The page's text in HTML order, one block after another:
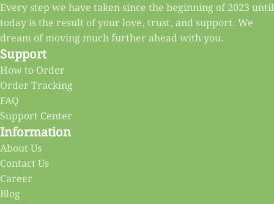
Every step we have taken since the beginning of 2023 until
today is the result of your love, trust, and support. We
dream of moving much further ahead with you.
Support
How to Order
Order Tracking
FAQ
Support Center
Information
About Us
Contact Us
Career
Blog